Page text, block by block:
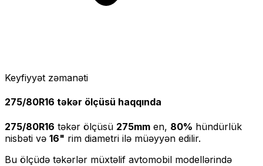
Keyfiyyət zəmanəti
275/80R16 təkər ölçüsü haqqında
275/80R16 təkər ölçüsü 275mm en, 80% hündürlük
nisbəti və 16" rim diametri ilə müəyyən edilir.
Bu ölçüdə təkərlər müxtəlif avtomobil modellərində